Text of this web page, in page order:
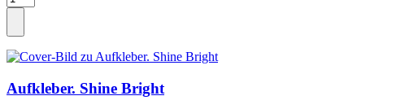
Aufkleber. Shine Bright